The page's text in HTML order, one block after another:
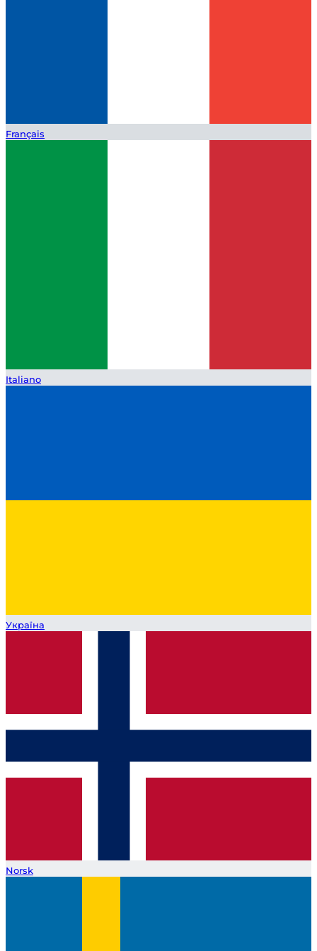
Français
Italiano
Україна
Norsk